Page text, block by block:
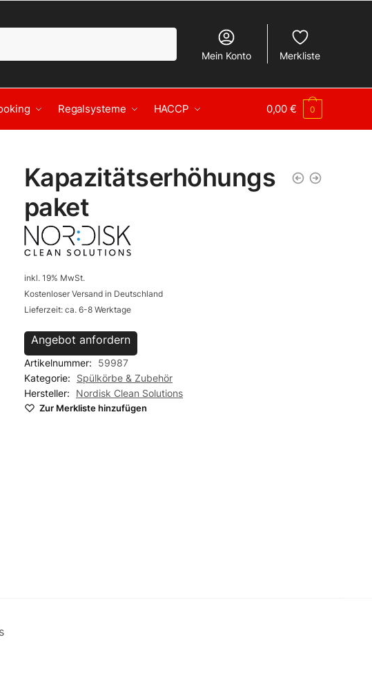
Mein Konto Merkliste
Regalsysteme HACCP 0,00€ 0
Kapazitätserhöhungs
paket
inkl. 19% MwSt.
Kostenloser Versand in Deutschland
Lieferzeit: ca. 6-8 Werktage
Angebot anfordern
Artikelnummer:
59987
Kategorie:
Spülkörbe & Zubehör
Hersteller:
Nordisk Clean Solutions
Zur Merkliste hinzufügen